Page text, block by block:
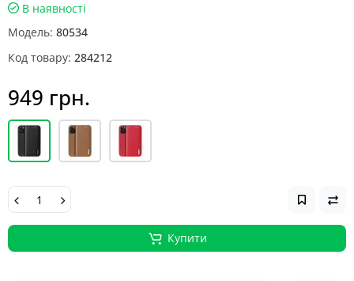
В наявності
Модель: 80534
Код товару: 284212
949 грн.
Купити